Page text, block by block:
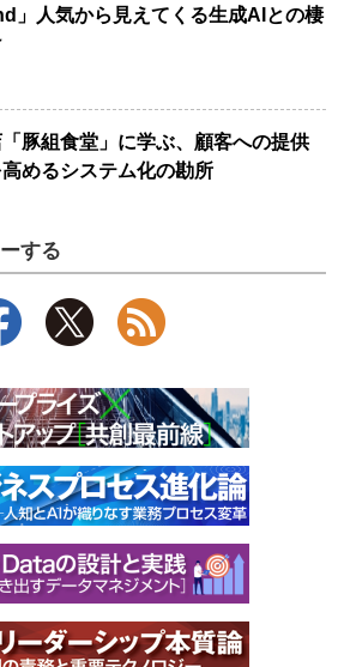
」人気から見えてくる生成AIとの棲
豚組食堂」に学ぶ、顧客への提供
めるシステム化の勘所
する